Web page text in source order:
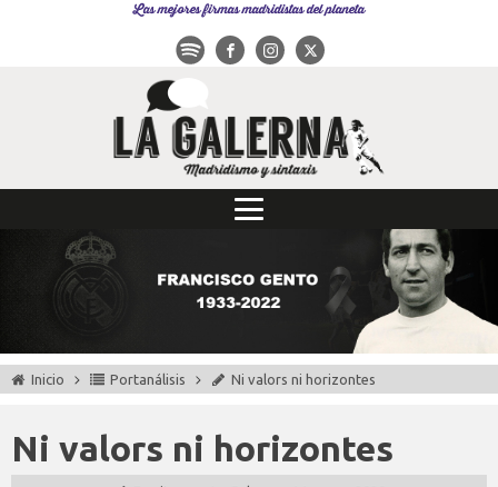
Las mejores firmas madridistas del planeta
Inicio Portanálisis Ni valors ni horizontes
Ni valors ni horizontes